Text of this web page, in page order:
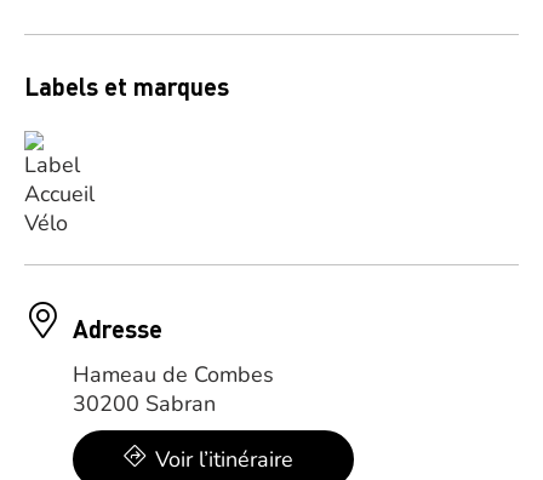
Labels et marques
Adresse
Hameau de Combes
30200 Sabran
Voir l’itinéraire